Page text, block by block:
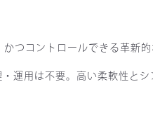
つコントロールできる革新
運用は不要。高い柔軟性と